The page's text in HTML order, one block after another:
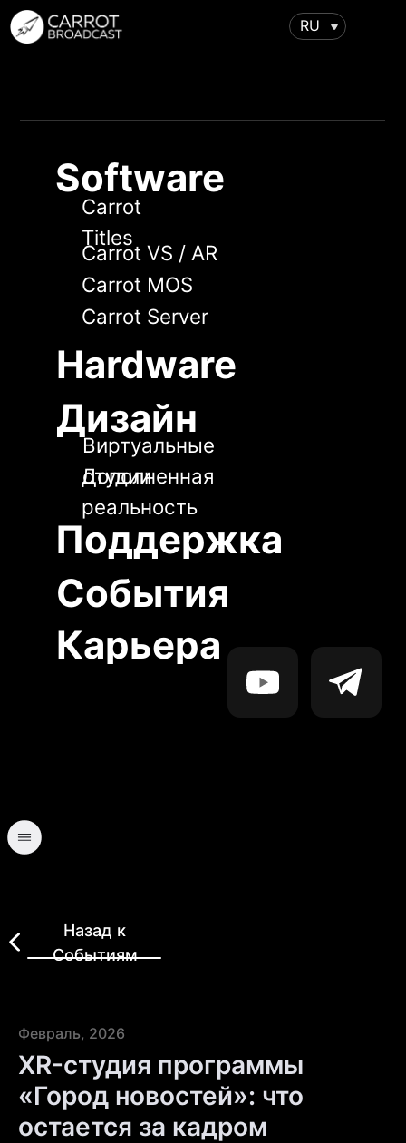
RU
Software
Hardware
Дизайн
Поддержка
События
Карьера
Titles
Carrot MOS
Виртуальные
Carrot VS / AR
реальность
Carrot Server
Назад к
Событиям
Февраль, 2026
XR-студия программы
«Город новостей»: что
остается за кадром